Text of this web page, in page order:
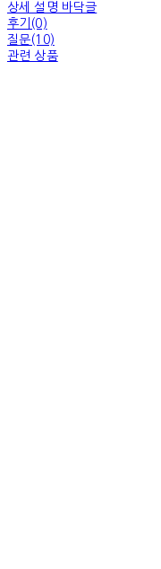
상세 설명 바닥글
후기(0)
질문(10)
관련 상품